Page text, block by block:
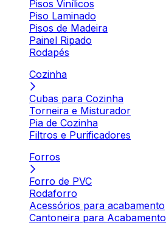
Pisos Vinílicos
Piso Laminado
Pisos de Madeira
Painel Ripado
Rodapés
Cozinha
Cubas para Cozinha
Torneira e Misturador
Pia de Cozinha
Filtros e Purificadores
Forros
Forro de PVC
Rodaforro
Acessórios para acabamento
Cantoneira para Acabamento